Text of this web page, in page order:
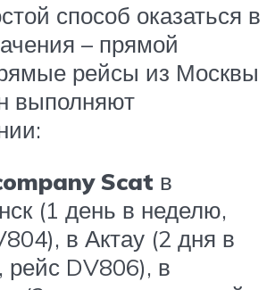
способ оказаться в
– прямой
рейсы из Москвы
выполняют
Scat в
(1 день в неделю,
в Актау (2 дня в
рейс DV806), в